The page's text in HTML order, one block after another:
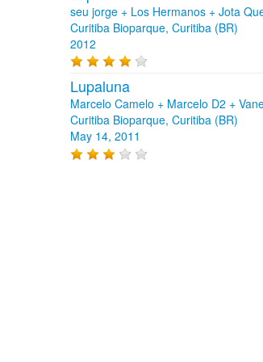
seu jorge + Los Hermanos + Jota
Curitiba Bioparque, Curitiba (BR)
2012
Lupaluna
Marcelo Camelo + Marcelo D2 +
Curitiba Bioparque, Curitiba (BR)
May 14, 2011